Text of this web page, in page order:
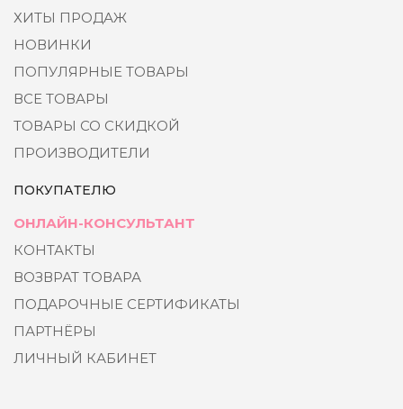
ХИТЫ ПРОДАЖ
НОВИНКИ
ПОПУЛЯРНЫЕ ТОВАРЫ
ВСЕ ТОВАРЫ
ТОВАРЫ СО СКИДКОЙ
ПРОИЗВОДИТЕЛИ
ПОКУПАТЕЛЮ
ОНЛАЙН-КОНСУЛЬТАНТ
КОНТАКТЫ
ВОЗВРАТ ТОВАРА
ПОДАРОЧНЫЕ СЕРТИФИКАТЫ
ПАРТНЁРЫ
ЛИЧНЫЙ КАБИНЕТ